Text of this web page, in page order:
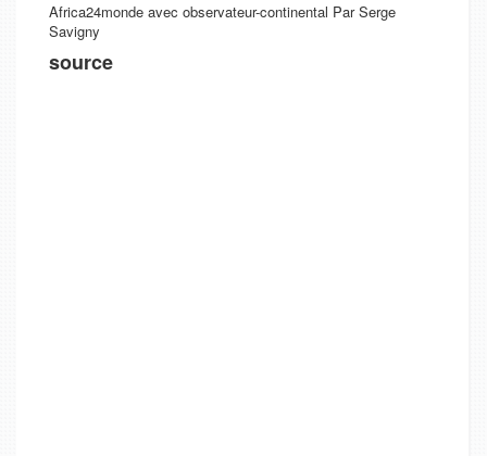
Africa24monde avec observateur-continental Par Serge
Savigny
source